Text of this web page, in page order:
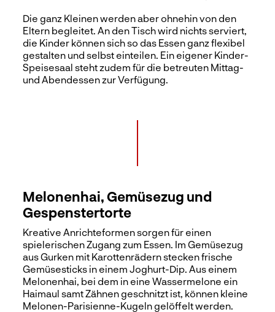
Die ganz Kleinen werden aber ohnehin von den
Eltern begleitet. An den Tisch wird nichts serviert,
die Kinder können sich so das Essen ganz flexibel
gestalten und selbst einteilen. Ein eigener Kinder-
Speisesaal steht zudem für die betreuten Mittag-
und Abendessen zur Verfügung.
Melonenhai, Gemüsezug und
Gespenstertorte
Kreative Anrichteformen sorgen für einen
spielerischen Zugang zum Essen. Im Gemüsezug
aus Gurken mit Karottenrädern stecken frische
Gemüsesticks in einem Joghurt-Dip. Aus einem
Melonenhai, bei dem in eine Wassermelone ein
Haimaul samt Zähnen geschnitzt ist, können kleine
Melonen-Parisienne-Kugeln gelöffelt werden.